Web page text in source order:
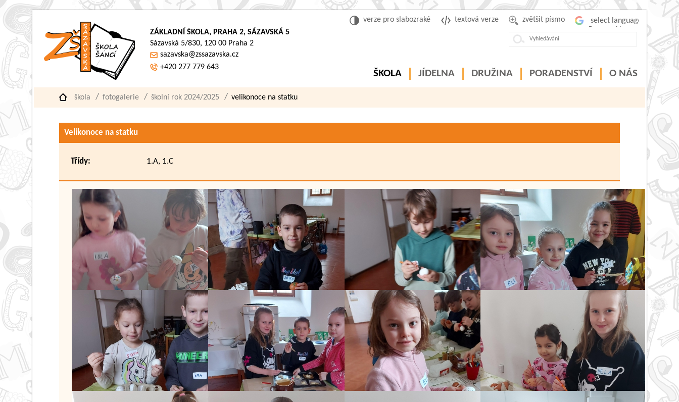
zvětšit písmo
textová verze
verze pro slabozraké
ZÁKLADNÍ ŠKOLA, PRAHA 2, SÁZAVSKÁ 5
Sázavská 5/830, 120 00 Praha 2
sazavska@zssazavska.cz
+420 277 779 643
ŠKOLA JÍDELNA DRUŽINA PORADENSTVÍ O NÁS
škola fotogalerie školní rok 2024/2025 velikonoce na statku
Velikonoce na statku
Třídy: 1.A, 1.C